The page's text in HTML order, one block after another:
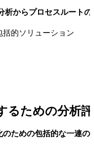
析からプロセスルート
的ソリューション
るための分析
ための包括的な一連